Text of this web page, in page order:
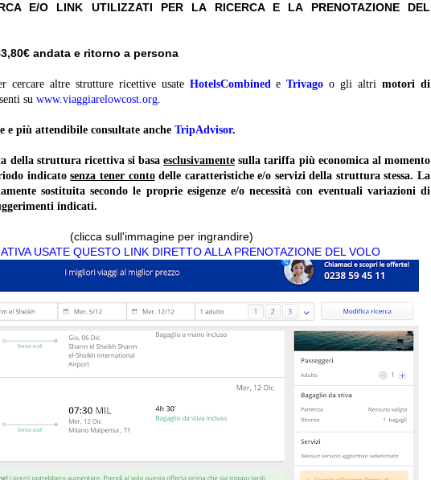
E/O LINK UTILIZZATI PER LA RICERCA E LA PRENOTAZIONE DEL
€ andata e ritorno a persona
cercare altre strutture ricettive usate HotelsCombinedeTrivago o gli altrimotori di
su www.viaggiarelowcost.org.
e più attendibile consultate anche TripAdvisor.
della struttura ricettiva si basaesclusivamente sulla tariffa più economica al momento
indicatosenza tener contodelle caratteristiche e/o servizi della struttura stessa. La
sostituita secondo le proprie esigenze e/o necessità con eventuali variazioni di
indicati.
(clicca sull'immagine per ingrandire)
USATE QUESTO LINK DIRETTO ALLA PRENOTAZIONE DEL VOLO